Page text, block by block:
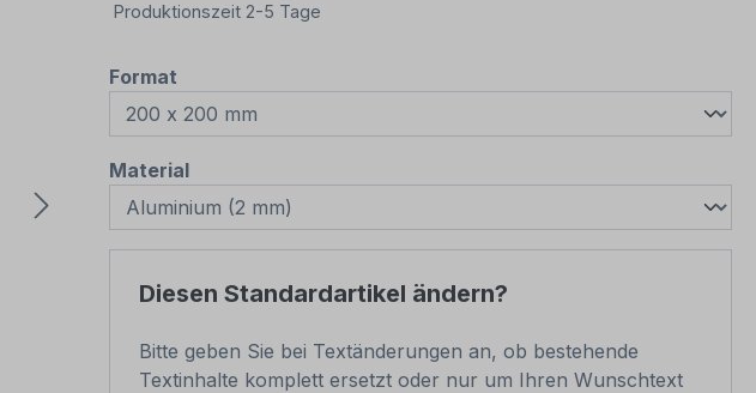
Produktionszeit 2-5 Tage
Format
Materialauswählen
Diesen Standardartikel ändern?
Bitte geben Sie bei Textänderungen an, ob bestehende
Textinhalte komplett ersetzt oder nur um Ihren Wunschtext